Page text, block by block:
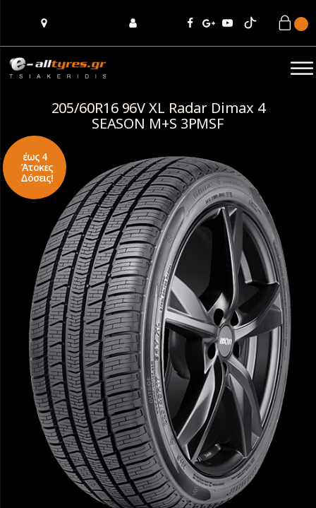
205/60R16 96V XL Radar Dimax 4
SEASON M+S 3PMSF
έως 4
Άτοκες
Δόσεις!